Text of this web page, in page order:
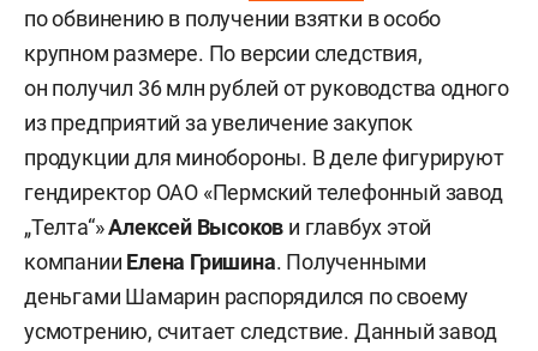
по обвинению в получении взятки в особо
крупном размере. По версии следствия,
он получил 36 млн рублей от руководства одного
из предприятий за увеличение закупок
продукции для минобороны. В деле фигурируют
гендиректор ОАО «Пермский телефонный завод
„Телта“»Алексей Высоков и главбух этой
компании Елена Гришина. Полученными
деньгами Шамарин распорядился по своему
усмотрению, считает следствие. Данный завод